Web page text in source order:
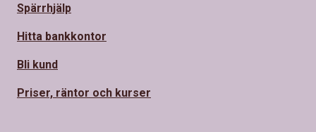
Spärrhjälp
Hitta bankkontor
Bli kund
Priser, räntor och kurser